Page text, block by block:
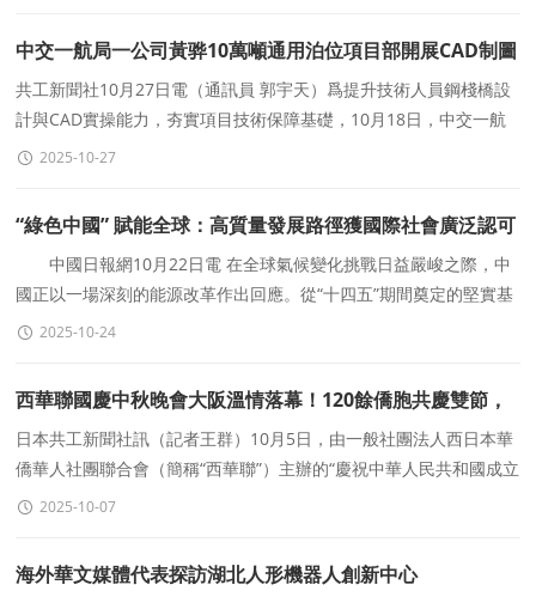
中交一航局一公司黃骅10萬噸通用泊位項目部開展CAD制圖
技能比武活動
共工新聞社10月27日電（通訊員 郭宇天）爲提升技術人員鋼棧橋設
計與CAD實操能力，夯實項目技術保障基礎，10月18日，中交一航
局一公司黃骅10萬噸通用泊位項目部舉辦“CAD操作技
2025-10-27
“綠色中國” 賦能全球：高質量發展路徑獲國際社會廣泛認可
中國日報網10月22日電 在全球氣候變化挑戰日益嚴峻之際，中
國正以一場深刻的能源改革作出回應。從“十四五”期間奠定的堅實基
礎到未來逐步升級的“綠色部
2025-10-24
西華聯國慶中秋晚會大阪溫情落幕！120餘僑胞共慶雙節，
安徽商會關西分會入會壯大團體力量
日本共工新聞社訊（記者王群）10月5日，由一般社團法人西日本華
僑華人社團聯合會（簡稱“西華聯”）主辦的“慶祝中華人民共和國成立
76周年暨中秋晚會”在大阪文
2025-10-07
海外華文媒體代表探訪湖北人形機器人創新中心